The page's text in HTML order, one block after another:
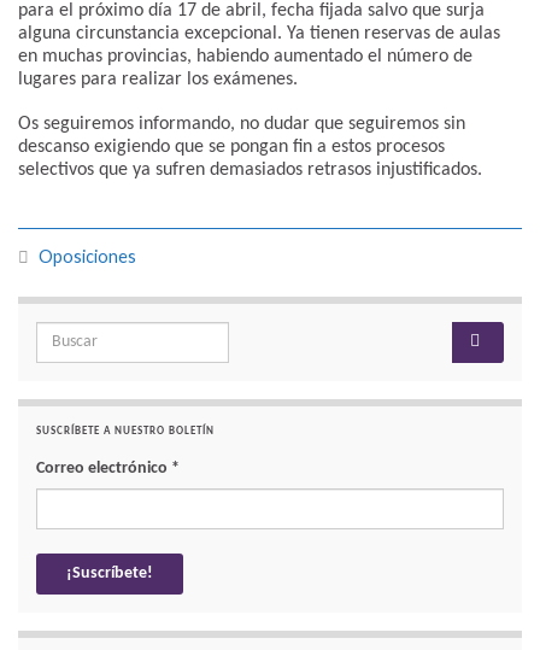
para el próximo día 17 de abril, fecha fijada salvo que surja
alguna circunstancia excepcional. Ya tienen reservas de aulas
en muchas provincias, habiendo aumentado el número de
lugares para realizar los exámenes.
Os seguiremos informando, no dudar que seguiremos sin
descanso exigiendo que se pongan fin a estos procesos
selectivos que ya sufren demasiados retrasos injustificados.
Oposiciones
Search for:
SUSCRÍBETE A NUESTRO BOLETÍN
Correo electrónico *